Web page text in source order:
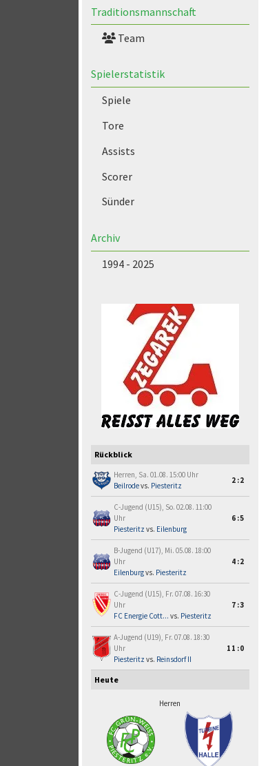
Traditionsmannschaft
Team
Spielerstatistik
Spiele
Tore
Assists
Scorer
Sünder
Archiv
1994 - 2025
Rückblick
Herren, Sa. 01.08. 15:00 Uhr
Beilrodevs. Piesteritz
2:2
C-Jugend (U15), So. 02.08. 11:00
Uhr
Piesteritz vs. Eilenburg
6:5
B-Jugend (U17), Mi. 05.08. 18:00
Uhr
Eilenburgvs. Piesteritz
4:2
C-Jugend (U15), Fr. 07.08. 16:30
Uhr
FC Energie Cott... vs. Piesteritz
7:3
A-Jugend (U19), Fr. 07.08. 18:30
Uhr
Piesteritz vs. Reinsdorf II
11:0
Heute
Herren